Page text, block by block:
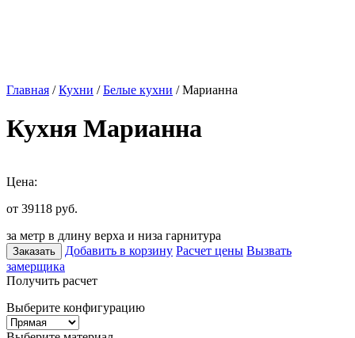
Главная /Кухни /Белые кухни / Марианна
Кухня Марианна
Цена:
от 39118 руб.
за метр в длину верха и низа гарнитура
Заказать Добавить в корзину Расчет цены Вызвать
замерщика
Получить расчет
Выберите конфигурацию